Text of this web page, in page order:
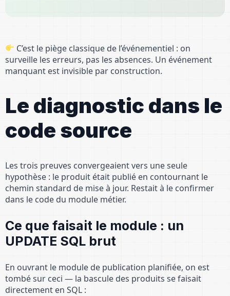
C’est le piège classique de l’événementiel : on
surveille les erreurs, pas les absences. Un événement
manquant est invisible par construction.
Le diagnostic dans le
code source
Les trois preuves convergeaient vers une seule
hypothèse : le produit était publié en contournant le
chemin standard de mise à jour. Restait à le confirmer
dans le code du module métier.
Ce que faisait le module : un
UPDATE SQL brut
En ouvrant le module de publication planifiée, on est
tombé sur ceci — la bascule des produits se faisait
directement en SQL :